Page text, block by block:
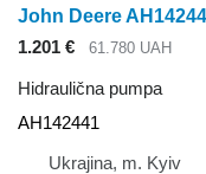
1.201 € 61.780 UAH
Hidraulična pumpa
AH142441
Ukrajina, m. Kyiv